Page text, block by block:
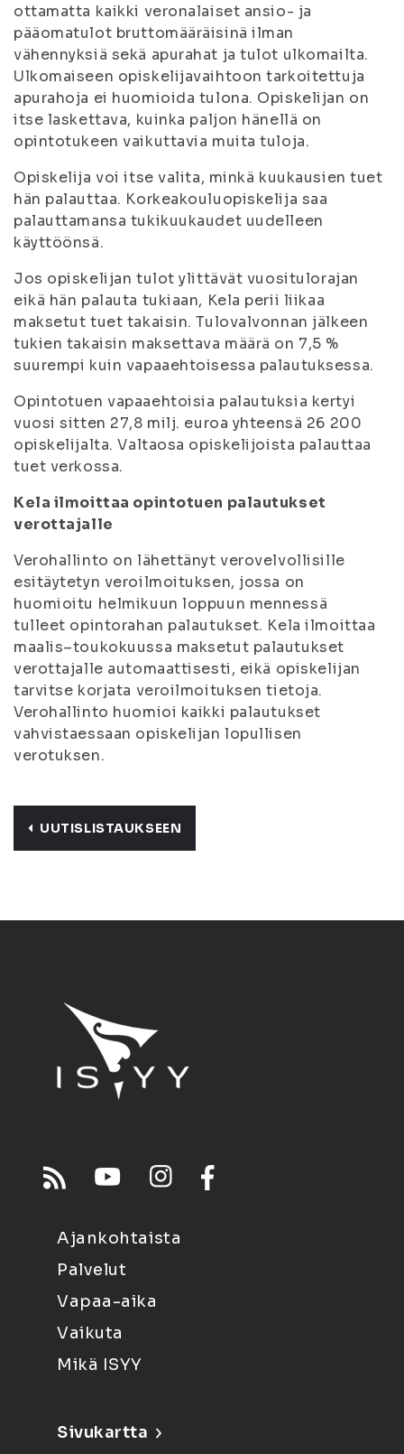
ottamatta kaikki veronalaiset ansio- ja
pääomatulot bruttomääräisinä ilman
vähennyksiä sekä apurahat ja tulot ulkomailta.
Ulkomaiseen opiskelijavaihtoon tarkoitettuja
apurahoja ei huomioida tulona. Opiskelijan on
itse laskettava, kuinka paljon hänellä on
opintotukeen vaikuttavia muita tuloja.
Opiskelija voi itse valita, minkä kuukausien tuet
hän palauttaa. Korkeakouluopiskelija saa
palauttamansa tukikuukaudet uudelleen
käyttöönsä.
Jos opiskelijan tulot ylittävät vuositulorajan
eikä hän palauta tukiaan, Kela perii liikaa
maksetut tuet takaisin. Tulovalvonnan jälkeen
tukien takaisin maksettava määrä on 7,5 %
suurempi kuin vapaaehtoisessa palautuksessa.
Opintotuen vapaaehtoisia palautuksia kertyi
vuosi sitten 27,8 milj. euroa yhteensä 26 200
opiskelijalta. Valtaosa opiskelijoista palauttaa
tuet verkossa.
Kela ilmoittaa opintotuen palautukset
verottajalle
Verohallinto on lähettänyt verovelvollisille
esitäytetyn veroilmoituksen, jossa on
huomioitu helmikuun loppuun mennessä
tulleet opintorahan palautukset. Kela ilmoittaa
maalis–toukokuussa maksetut palautukset
verottajalle automaattisesti, eikä opiskelijan
tarvitse korjata veroilmoituksen tietoja.
Verohallinto huomioi kaikki palautukset
vahvistaessaan opiskelijan lopullisen
verotuksen.
UUTISLISTAUKSEEN
Ajankohtaista
Palvelut
Vapaa-aika
Vaikuta
Mikä ISYY
Sivukartta